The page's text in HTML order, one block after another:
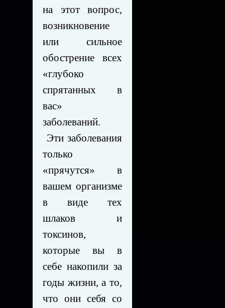
на этот вопрос,
возникновение
или сильное
обострение всех
«глубоко
спрятанных в
вас»
заболеваний.
Эти заболевания
только
«прячутся» в
вашем организме
в виде тех
шлаков и
токсинов,
которые вы в
себе накопили за
годы жизни, а то,
что они себя со